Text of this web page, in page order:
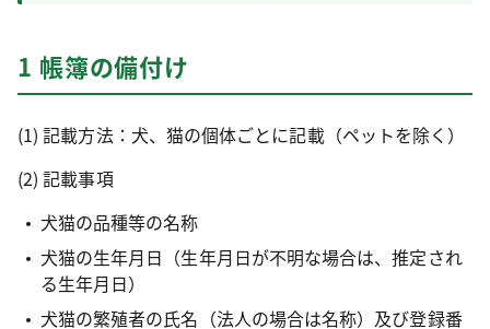
1 帳簿の備付け
(1) 記載方法：犬、猫の個体ごとに記載（ペットを除く）
(2) 記載事項
犬猫の品種等の名称
犬猫の生年月日（生年月日が不明な場合は、推定され
る生年月日）
犬猫の繁殖者の氏名（法人の場合は名称）及び登録番